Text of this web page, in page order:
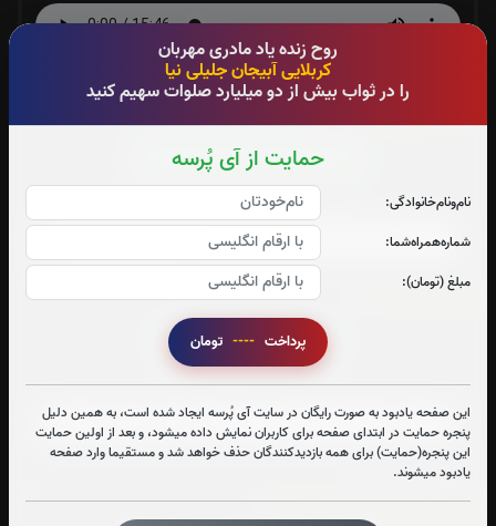
روح زنده یاد مادری مهربان
کربلایی آبیجان جلیلی نیا
را در ثواب بیش از دو میلیارد صلوات سهیم کنید
حمایت از آی پُرسه
نام‌و‌نام‌خانوادگی:
شماره‌همراه‌شما:
مبلغ (تومان):
پرداخت ----
این صفحه یادبود به صورت رایگان در سایت آی پُرسه ایجاد شده است، به همین دلیل
پنجره حمایت در ابتدای صفحه برای کاربران نمایش داده میشود، و بعد از اولین حمایت
این پنجره(حمایت) برای همه بازدیدکنندگان حذف خواهد شد و مستقیما وارد صفحه
یادبود میشوند.
قرائت دعای فرج امام زمان را تقبل میکنم
صوت دعای فرج اقا امام زمان-عج-(فانی)
دعای عهد:
قرائت دعای عهد را تقبل میکنم
صوت دعای عهد
متن دعای عهد